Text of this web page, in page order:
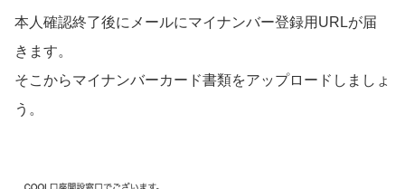
本人確認終了後にメールにマイナンバー登録用URLが届
きます。
そこからマイナンバーカード書類をアップロードしましょ
う。